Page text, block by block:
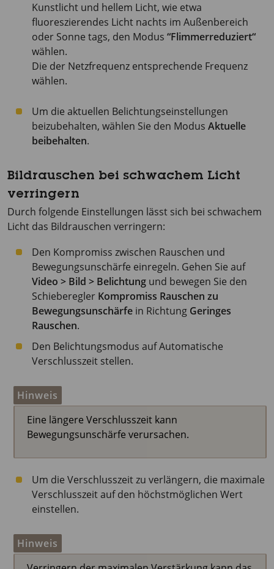
Kunstlicht und hellem Licht, wie etwa
fluoreszierendes Licht nachts im Außenbereich
oder Sonne tags, den Modus “Flimmerreduziert“
wählen.
Die der Netzfrequenz entsprechende Frequenz
wählen.
Um die aktuellen Belichtungseinstellungen
beizubehalten, wählen Sie den Modus Aktuelle
beibehalten.
Bildrauschen bei schwachem Licht
verringern
Durch folgende Einstellungen lässt sich bei schwachem
Licht das Bildrauschen verringern:
Den Kompromiss zwischen Rauschen und
Bewegungsunschärfe einregeln. Gehen Sie auf
Video > Bild > Belichtung und bewegen Sie den
Schieberegler Kompromiss Rauschen zu
Bewegungsunschärfe in Richtung Geringes
Rauschen.
Den Belichtungsmodus auf Automatische
Verschlusszeit stellen.
Hinweis
Eine längere Verschlusszeit kann
Bewegungsunschärfe verursachen.
Um die Verschlusszeit zu verlängern, die maximale
Verschlusszeit auf den höchstmöglichen Wert
einstellen.
Hinweis